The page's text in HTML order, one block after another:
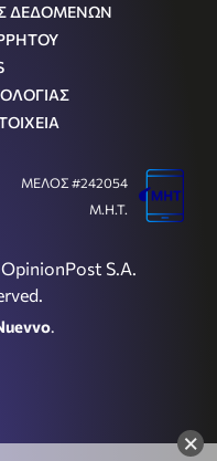
×
ΔΕΔΟΜΕΝΩΝ
S.A.
.
ΜΕΛΟΣ #242054
Μ.Η.Τ.